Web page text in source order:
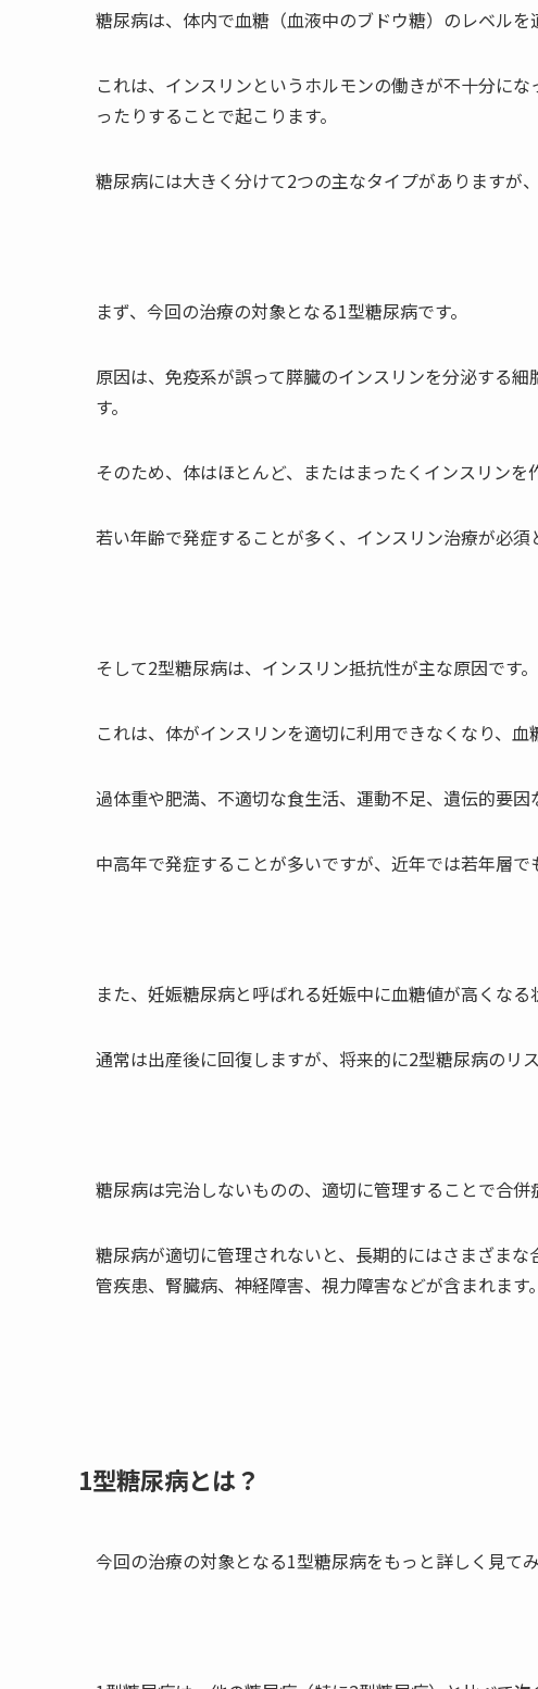
糖尿病は、体内で血糖（血液中のブドウ糖）のレベルを
これは、インスリンというホルモンの働きが不十分に
ったりすることで起こります。
糖尿病には大きく分けて2つの主なタイプがありますが
まず、今回の治療の対象となる1型糖尿病です。
原因は、免疫系が誤って膵臓のインスリンを分泌する
す。
そのため、体はほとんど、またはまったくインスリンを
若い年齢で発症することが多く、インスリン治療が必須
そして2型糖尿病は、インスリン抵抗性が主な原因です。
これは、体がインスリンを適切に利用できなくなり、血
過体重や肥満、不適切な食生活、運動不足、遺伝的要因
中高年で発症することが多いですが、近年では若年層で
また、妊娠糖尿病と呼ばれる妊娠中に血糖値が高くなる
通常は出産後に回復しますが、将来的に2型糖尿病のリ
糖尿病は完治しないものの、適切に管理することで合
糖尿病が適切に管理されないと、長期的にはさまざま
管疾患、腎臓病、神経障害、視力障害などが含まれます。
1型糖尿病とは？
今回の治療の対象となる1型糖尿病をもっと詳しく見てみ